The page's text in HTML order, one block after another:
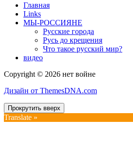
Главная
Links
МЫ-РОССИЯНЕ
Русские города
Русь до крещения
Что такое русский мир?
видео
Copyright © 2026 нет войне
Дизайн от ThemesDNA.com
Прокрутить вверх
Translate »